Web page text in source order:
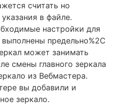
считать но
в файле.
настройки для
предельно%2C
может занимать
смены главного зеркала
из Вебмастера.
вы добавили и
зеркало.